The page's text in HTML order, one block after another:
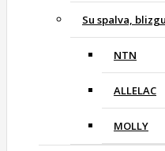
Su spalva,
NTN
ALLELAC
MOLLY